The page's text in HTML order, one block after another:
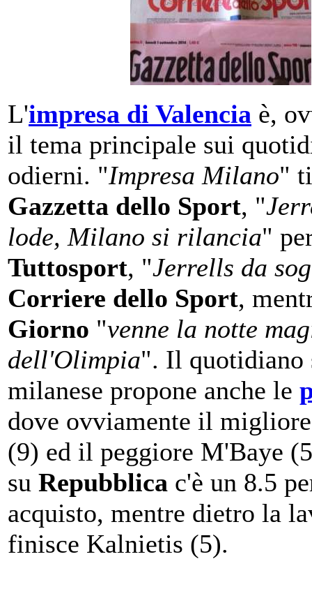
L'impresa di Valencia è,
il tema principale sui
odierni. "Impresa Milano"
Gazzetta dello Sport, "
lode, Milano si rilancia"
Tuttosport, "Jerrells da
Corriere dello Sport,
Giorno "venne la notte
dell'Olimpia". Il quotidiano
milanese propone anche le
dove ovviamente il
(9) ed il peggiore M'Baye
su Repubblica c'è un 8.5
acquisto, mentre dietro la
finisce Kalnietis (5).